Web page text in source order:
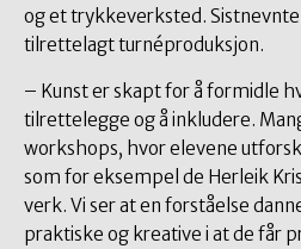
og et trykkeverksted.
tilrettelagt turnéproduksjon.
– Kunst er skapt for å formidle
tilrettelegge og å inkludere.
workshops, hvor elevene
som for eksempel de Herleik
verk. Vi ser at en forståelse
praktiske og kreative i at de får